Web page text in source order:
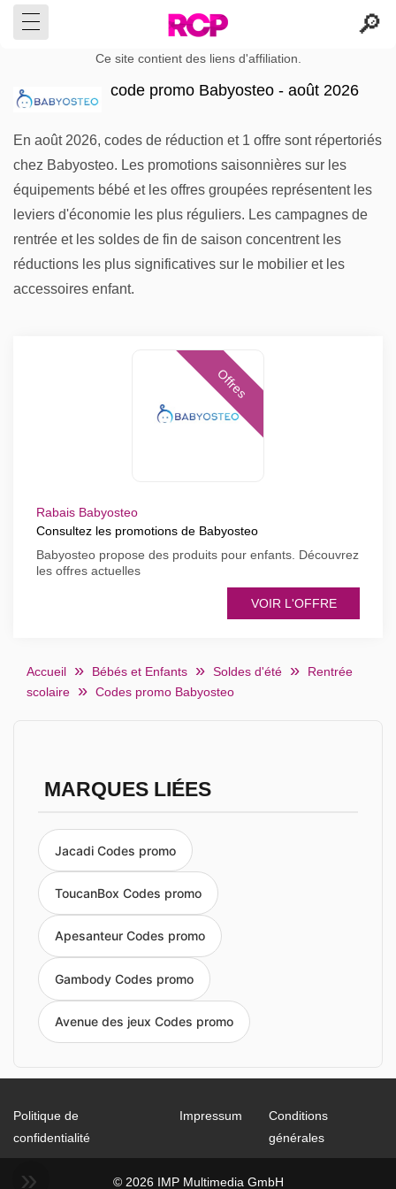
Ce site contient des liens d'affiliation.
code promo Babyosteo - août 2026
En août 2026, codes de réduction et 1 offre sont répertoriés
chez Babyosteo. Les promotions saisonnières sur les
équipements bébé et les offres groupées représentent les
leviers d'économie les plus réguliers. Les campagnes de
rentrée et les soldes de fin de saison concentrent les
réductions les plus significatives sur le mobilier et les
accessoires enfant.
Offres
Rabais Babyosteo
Consultez les promotions de Babyosteo
Babyosteo propose des produits pour enfants. Découvrez
les offres actuelles
VOIR L'OFFRE
Accueil Bébés et Enfants Soldes d'été
Rentrée
scolaire
Codes promo Babyosteo
MARQUES LIÉES
Jacadi Codes promo
ToucanBox Codes promo
Apesanteur Codes promo
Gambody Codes promo
Avenue des jeux Codes promo
Politique de
confidentialité
Impressum
Conditions
générales
© 2026 IMP Multimedia GmbH